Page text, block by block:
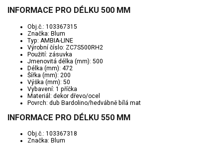
INFORMACE PRO DÉLKU 500 MM
Obj.č.: 103367315
Značka: Blum
Typ: AMBIA-LINE
Výrobní číslo: ZC7S500RH2
Použití: zásuvka
Jmenovitá délka (mm): 500
Délka (mm): 472
Šířka (mm): 200
Výška (mm): 50
Vybavení: 1 příčka
Materiál: dekor dřevo/ocel
Povrch: dub Bardolino/hedvábně bílá mat
INFORMACE PRO DÉLKU 550 MM
Obj.č.: 103367318
Značka: Blum